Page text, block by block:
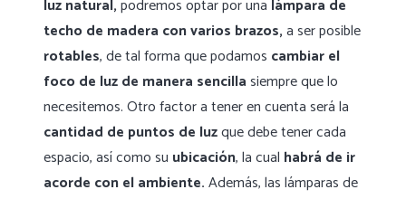
luz natural,podremos optar por una lámpara de
techo de madera con varios brazos,a ser posible
rotables, de tal forma que podamos cambiar el
foco de luz de manera sencillasiempre que lo
necesitemos. Otro factor a tener en cuenta será la
cantidad de puntos de luzque debe tener cada
espacio, así como su ubicación, la cual habrá de ir
acorde con el ambiente.Además, las lámparas de